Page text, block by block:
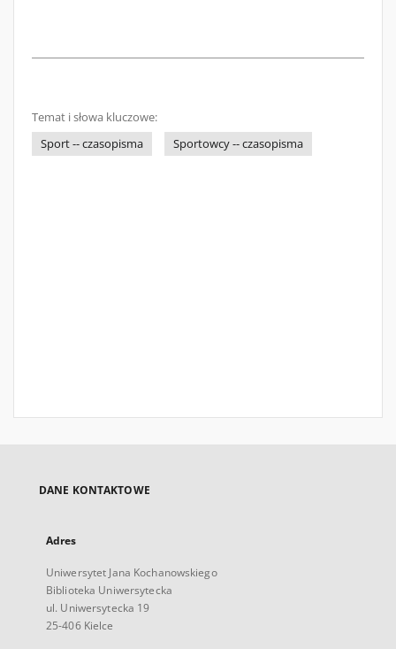
Temat i słowa kluczowe:
Sport -- czasopisma
Sportowcy -- czasopisma
DANE KONTAKTOWE
Adres
Uniwersytet Jana Kochanowskiego
Biblioteka Uniwersytecka
ul. Uniwersytecka 19
25-406 Kielce